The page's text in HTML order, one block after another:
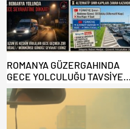
ROMANYA GÜZERGAHINDA
GECE YOLCULUĞU TAVSİYE
EDİLMİYOR: ALTERNATİF
KAPILAR ZAMAN
KAZANDIRIYOR!